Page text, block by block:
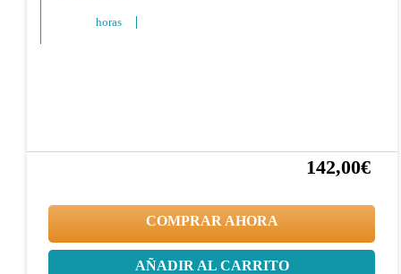
horas
142,00€
COMPRAR AHORA
AÑADIR AL CARRITO